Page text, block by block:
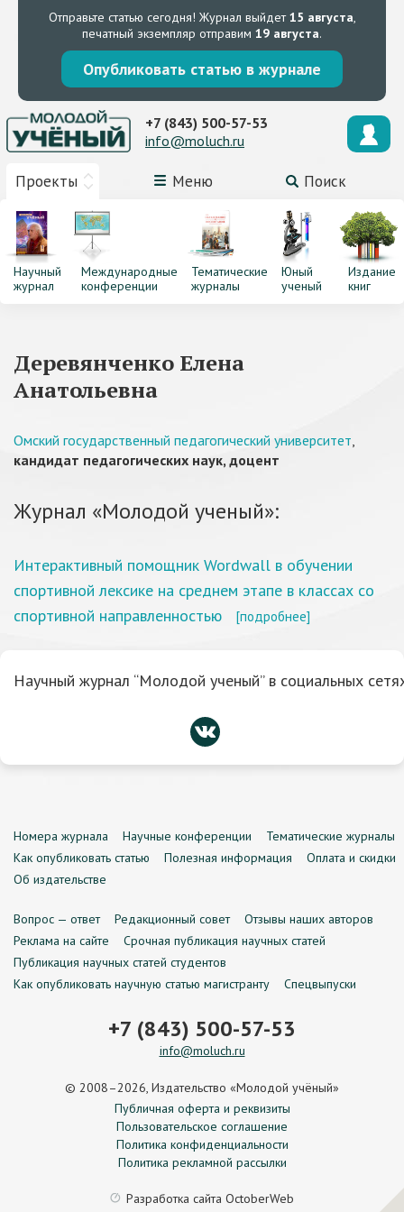
Отправьте статью сегодня! Журнал выйдет15 августа,
печатный экземпляр отправим 19 августа.
Опубликовать статью в журнале
Проекты Меню Поиск
+7 (843) 500-57-53
info@moluch.ru
Научный
журнал
Международные
конференции
Тематические
журналы
Юный
ученый
Издание
книг
Деревянченко Елена
Анатольевна
Омский государственный педагогический университет,
кандидат педагогических наук, доцент
Журнал «Молодой ученый»:
Интерактивный помощник Wordwall в обучении
спортивной лексике на среднем этапе в классах со
спортивной направленностью
[подробнее]
Научный журнал “Молодой ученый” в социальных
Номера журнала Научные конференции
Тематические журналы
Как опубликовать статью
Полезная информация
Оплата и скидки
Об издательстве
Вопрос — ответ Редакционный совет
Отзывы наших авторов
Реклама на сайте
Срочная публикация научных статей
Публикация научных статей студентов
Как опубликовать научную статью магистранту
Спецвыпуски
+7 (843) 500-57-53
info@moluch.ru
© 2008–2026, Издательство «Молодой учёный»
Публичная оферта и реквизиты
Пользовательское соглашение
Политика конфиденциальности
Политика рекламной рассылки
Разработка сайта OctoberWeb